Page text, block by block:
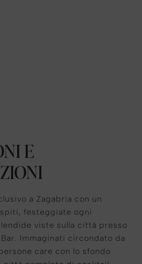
E
a Zagabria con un
festeggiate ogni
viste sulla città presso
Bar. Immaginati circondato da
care con lo sfondo